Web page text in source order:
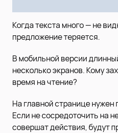
Когда текста много — не
предложение теряется.
В мобильной версии
несколько экранов. Кому
время на чтение?
На главной странице нужен
Если не сосредоточить на
совершат действия, будут